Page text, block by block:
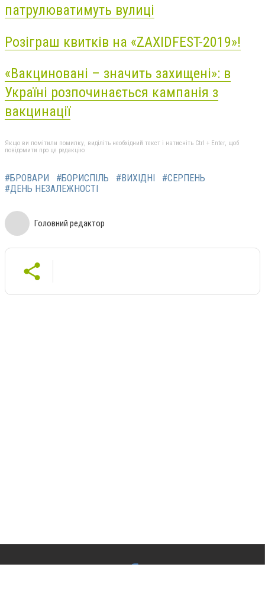
патрулюватимуть вулиці
Розіграш квитків на «ZAXIDFEST-2019»!
«Вакциновані – значить захищені»: в
Україні розпочинається кампанія з
вакцинації
Якщо ви помітили помилку, виділіть необхідний текст і натисніть Ctrl + Enter, щоб
повідомити про це редакцію
#БРОВАРИ #БОРИСПІЛЬ #ВИХІДНІ
#СЕРПЕНЬ
#ДЕНЬ НЕЗАЛЕЖНОСТІ
Головний редактор